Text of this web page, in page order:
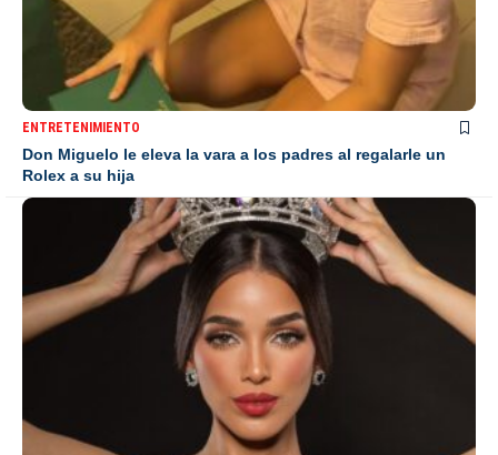
ENTRETENIMIENTO
Don Miguelo le eleva la vara a los padres al regalarle un
Rolex a su hija